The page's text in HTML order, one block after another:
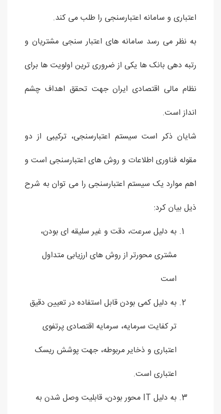
اعتباری و سامانه اعتبارسنجی را طلب می کند.
به نظر می رسد سامانه های اعتبار سنجی مشتریان و
رتبه دهی بانک ها یکی از ضروری ترین اولویت ها برای
نظام مالی اقتصادی ایران جهت تحقق اهداف چشم
انداز است.
شایان ذکر است سیستم اعتبارسنجی، ترکیبی از دو
مقوله فناوری اطلاعات و روش های اعتبارسنجی است و
اهم موارد یک سیستم اعتبارسنجی را می توان به شرح
ذیل بیان کرد:
به دلیل سرعت، دقت و غیر سلیقه ای بودن،
مشتری محورتر از روش های ارزیابی متداول
است
به دلیل کمی بودن قابل استفاده در تعیین دقیق
تر کفایت سرمایه، سرمایه اقتصادی پرتفوی
اعتباری و ذخایر مربوطه، جهت پوشش ریسک
اعتباری است.
به دلیل IT محور بودن، قابلیت وصل شدن به